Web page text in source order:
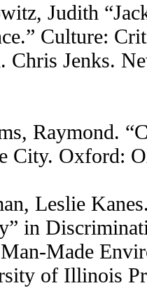
Judith
Culture:
Chris Jenks.
Raymond.
City. Oxford:
Leslie
in
Made
of Illinois